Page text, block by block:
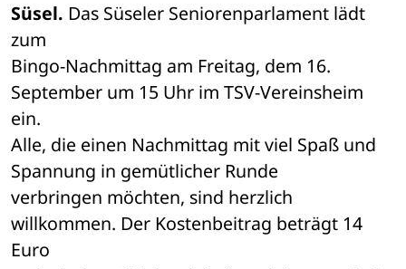
Süsel. Das Süseler Seniorenparlament lädt
zum
Bingo-Nachmittag am Freitag, dem 16.
September um 15 Uhr im TSV-Vereinsheim
ein.
Alle, die einen Nachmittag mit viel Spaß und
Spannung in gemütlicher Runde
verbringen möchten, sind herzlich
willkommen. Der Kostenbeitrag beträgt 14
Euro